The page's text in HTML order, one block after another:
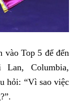
Top 5 để đến
Columbia,
hỏi: “Vì sao việc